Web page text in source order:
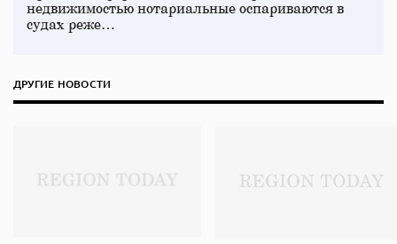
недвижимостью нотариальные оспариваются в
судах реже…
ДРУГИЕ НОВОСТИ